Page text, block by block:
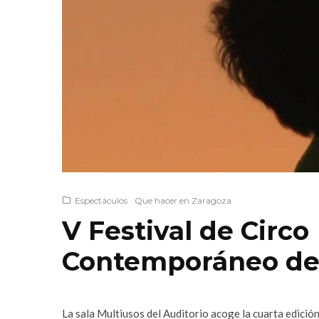
Espectáculos Que hacer en Zaragoza
V Festival de Circo
Contemporáneo
La sala Multiusos del Auditorio acoge la cuarta